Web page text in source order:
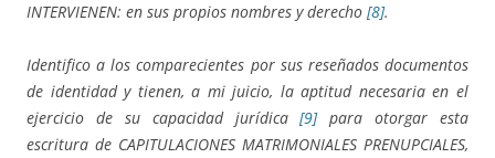
INTERVIENEN: en sus propios nombres y derecho [8].
Identifico a los comparecientes por sus reseñados documentos
de identidad y tienen, a mi juicio, la aptitud necesaria en el
ejercicio de su capacidad jurídica[9]para otorgar esta
escritura de CAPITULACIONES MATRIMONIALES PRENUPCIALES,